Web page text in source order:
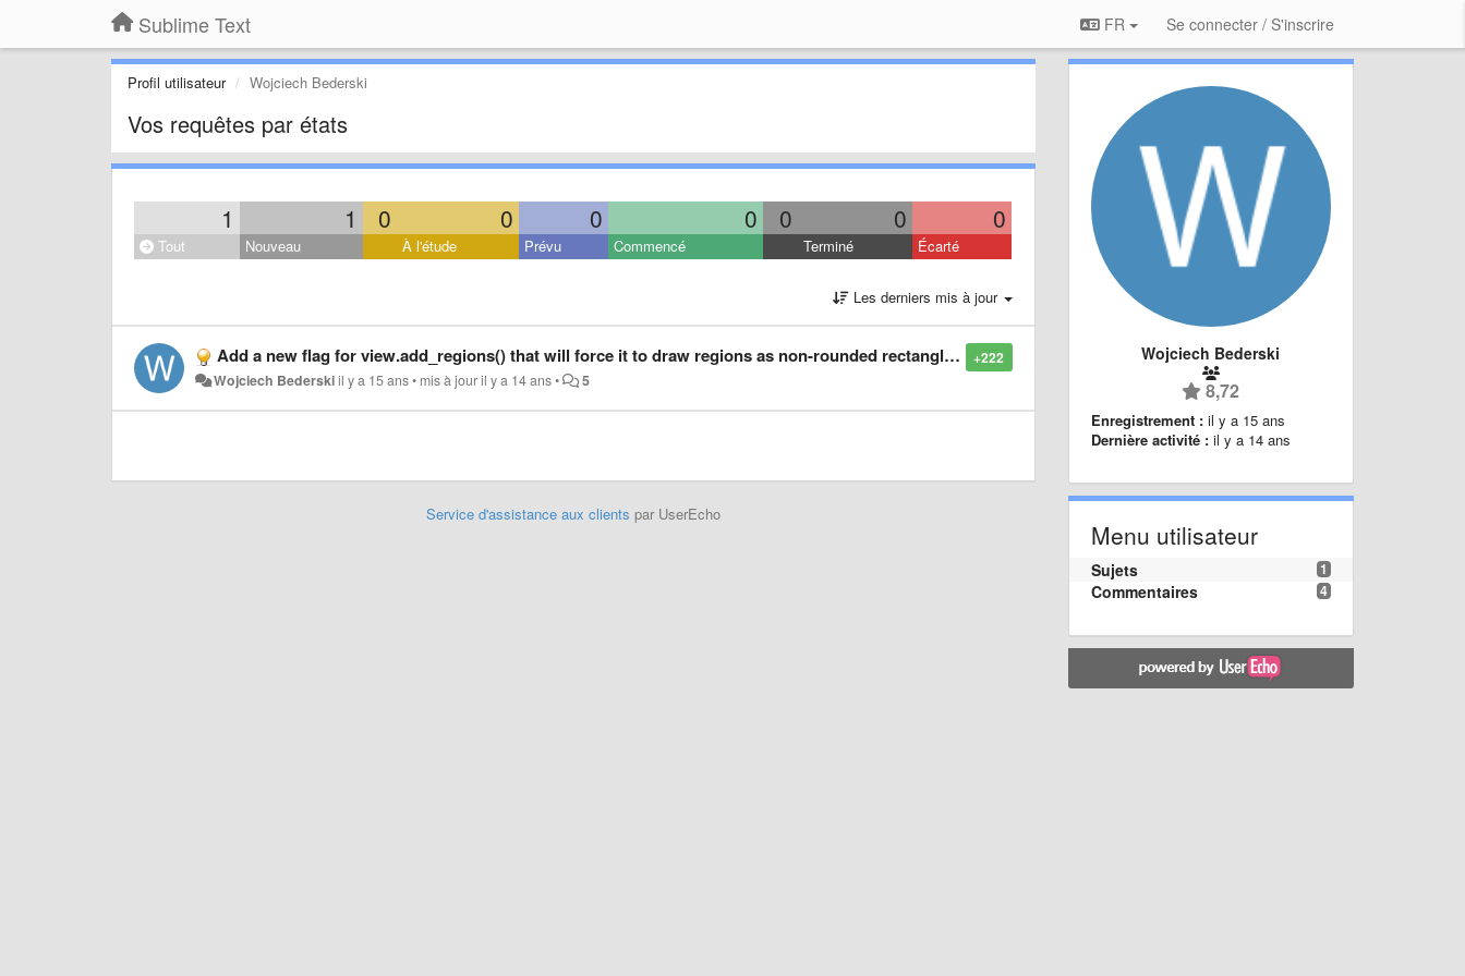
Sublime Text FR Se connecter / S'inscrire
Profil utilisateur Wojciech Bederski
Vos requêtes par états
1 1 0 0 0 0 0 0 0
Tout Nouveau À l'étude Prévu Commencé Terminé Écarté
Les derniers mis à jour
+222
Add a new flag for view.add_regions() that will force it to draw regions as non-rounded rectangles without border
Wojciech Bederskiil y a 15 ans• mis à jouril y a 14 ans• 5
Service d'assistance aux clients par UserEcho
Wojciech Bederski
8,72
Enregistrement : il y a 15 ans
Dernière activité : il y a 14 ans
Menu utilisateur
1
Sujets
4
Commentaires